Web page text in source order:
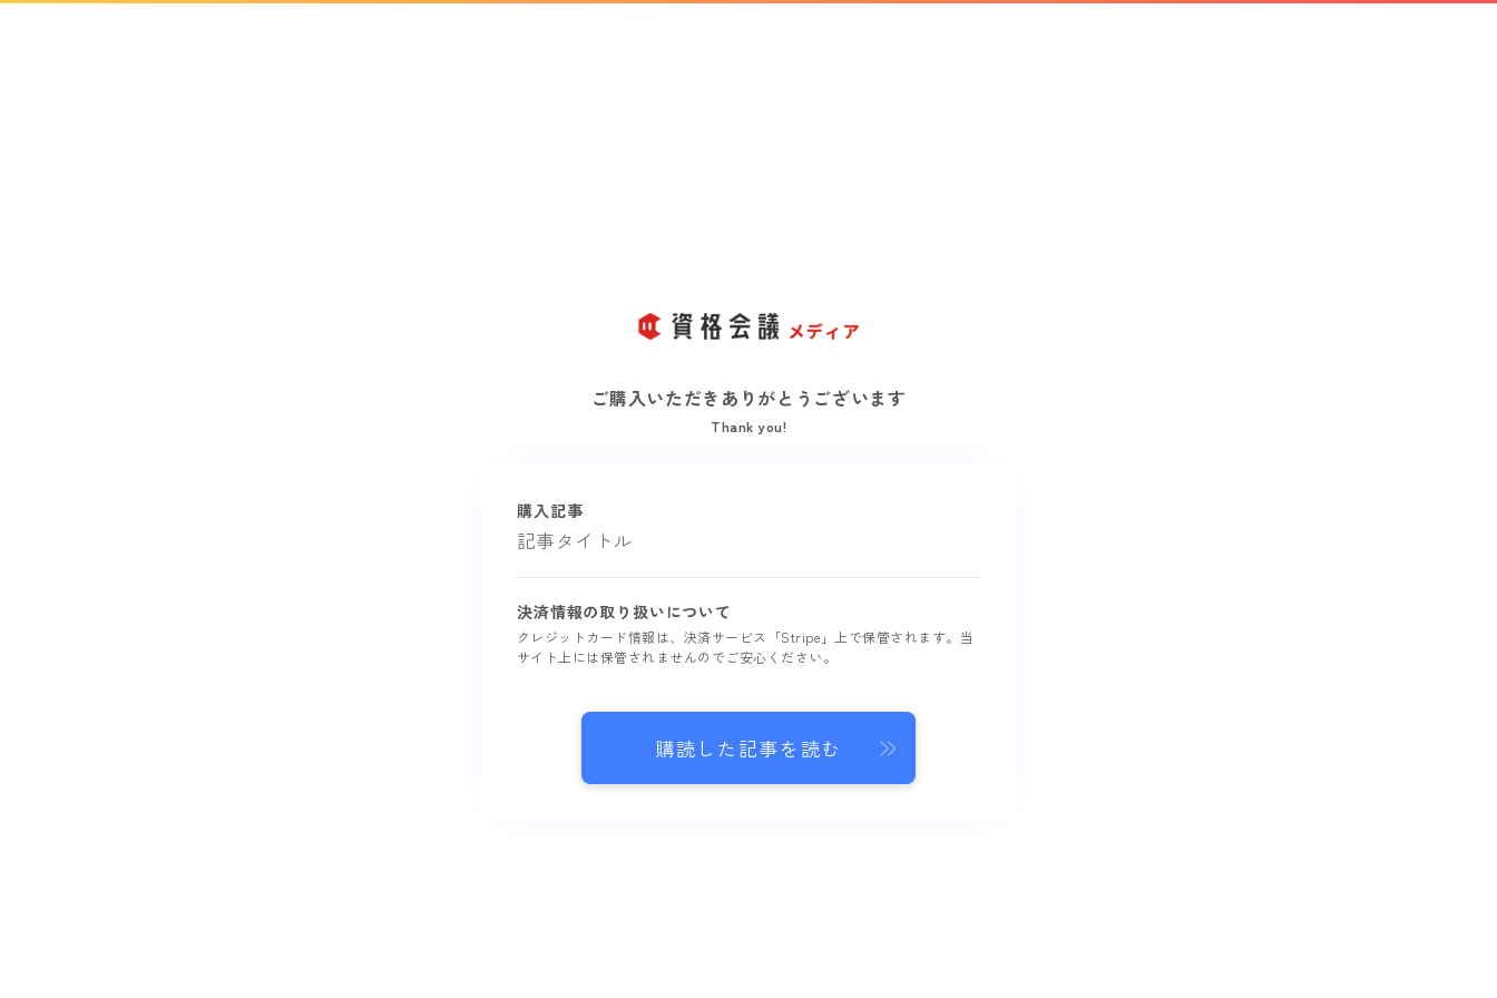
ご購入いただきありがとうございます
Thank you!
購入記事
記事タイトル
決済情報の取り扱いについて
クレジットカード情報は、決済サービス「Stripe」上で保管されます。当
サイト上には保管されませんのでご安心ください。
購読した記事を読む